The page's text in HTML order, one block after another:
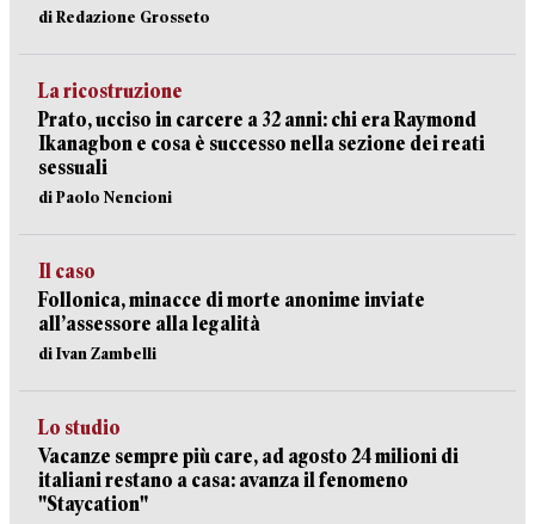
di Redazione Grosseto
La ricostruzione
Prato, ucciso in carcere a 32 anni: chi era Raymond
Ikanagbon e cosa è successo nella sezione dei reati
sessuali
di Paolo Nencioni
Il caso
Follonica, minacce di morte anonime inviate
all’assessore alla legalità
di Ivan Zambelli
Lo studio
Vacanze sempre più care, ad agosto 24 milioni di
italiani restano a casa: avanza il fenomeno
"Staycation"